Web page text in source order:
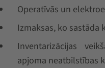
Operatīvās un
Izmaksas, ko
Inventarizācijas
apjoma neatbilstības